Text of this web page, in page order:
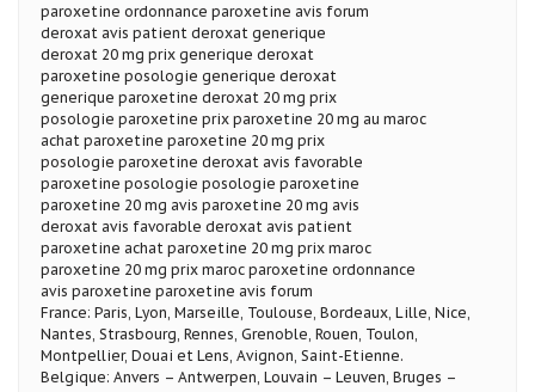
paroxetine ordonnance paroxetine avis forum
deroxat avis patient deroxat generique
deroxat 20 mg prix generique deroxat
paroxetine posologie generique deroxat
generique paroxetine deroxat 20 mg prix
posologie paroxetine prix paroxetine 20 mg au maroc
achat paroxetine paroxetine 20 mg prix
posologie paroxetine deroxat avis favorable
paroxetine posologie posologie paroxetine
paroxetine 20 mg avis paroxetine 20 mg avis
deroxat avis favorable deroxat avis patient
paroxetine achat paroxetine 20 mg prix maroc
paroxetine 20 mg prix maroc paroxetine ordonnance
avis paroxetine paroxetine avis forum
France: Paris, Lyon, Marseille, Toulouse, Bordeaux, Lille, Nice,
Nantes, Strasbourg, Rennes, Grenoble, Rouen, Toulon,
Montpellier, Douai et Lens, Avignon, Saint-Etienne.
Belgique: Anvers – Antwerpen, Louvain – Leuven, Bruges –